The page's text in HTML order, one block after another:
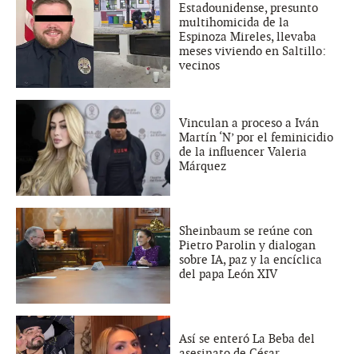
Estadounidense, presunto
multihomicida de la
Espinoza Mireles, llevaba
meses viviendo en Saltillo:
vecinos
Vinculan a proceso a Iván
Martín ‘N’ por el feminicidio
de la influencer Valeria
Márquez
Sheinbaum se reúne con
Pietro Parolin y dialogan
sobre IA, paz y la encíclica
del papa León XIV
Así se enteró La Beba del